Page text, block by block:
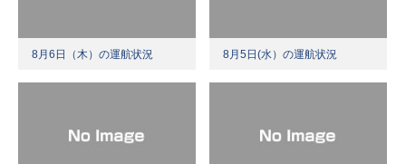
8月6日（木）の運航状況 8月5日(水）の運航状況